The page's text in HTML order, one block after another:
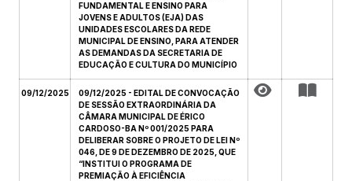
FUNDAMENTAL E ENSINO PARA
JOVENS E ADULTOS (EJA) DAS
UNIDADES ESCOLARES DA REDE
MUNICIPAL DE ENSINO, PARA ATENDER
AS DEMANDAS DA SECRETARIA DE
EDUCAÇÃO E CULTURA DO MUNICÍPIO
09/12/2025
09/12/2025 - EDITAL DE CONVOCAÇÃO
DE SESSÃO EXTRAORDINÁRIA DA
CÂMARA MUNICIPAL DE ÉRICO
CARDOSO-BA Nº 001/2025 PARA
DELIBERAR SOBRE O PROJETO DE LEI Nº
046, DE 9 DE DEZEMBRO DE 2025, QUE
“INSTITUI O PROGRAMA DE
PREMIAÇÃO À EFICIÊNCIA